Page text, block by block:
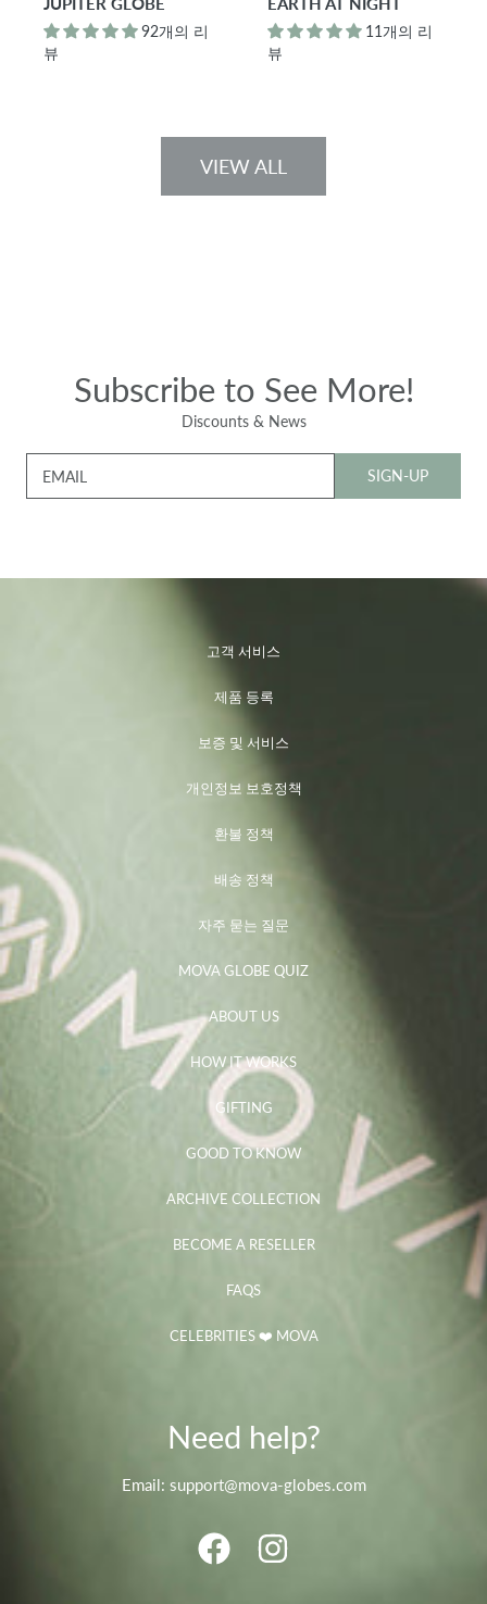
92개의 리
뷰
11개의 리
뷰
VIEW ALL
Subscribe to See More!
Discounts & News
EMAIL SIGN-UP
고객 서비스
제품 등록
보증 및 서비스
개인정보 보호정책
환불 정책
배송 정책
자주 묻는 질문
MOVA GLOBE QUIZ
ABOUT US
HOW IT WORKS
GIFTING
GOOD TO KNOW
ARCHIVE COLLECTION
BECOME A RESELLER
FAQS
CELEBRITIES ❤️ MOVA
Need help?
Email: support@mova-globes.com
FACEBOOK